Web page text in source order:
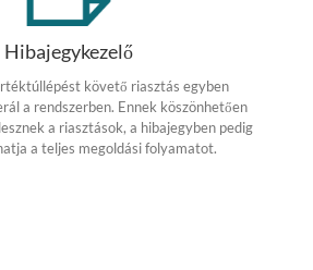
Hibajegykezelő
követő riasztás egyben
a rendszerben. Ennek köszönhetően
a riasztások, a hibajegyben pedig
a teljes megoldási folyamatot.